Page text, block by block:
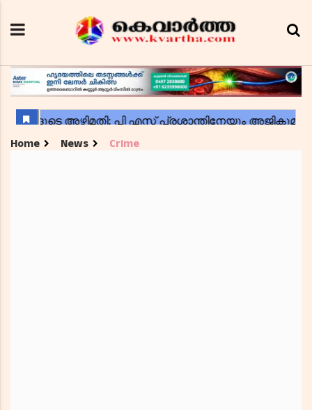
Home News Crime